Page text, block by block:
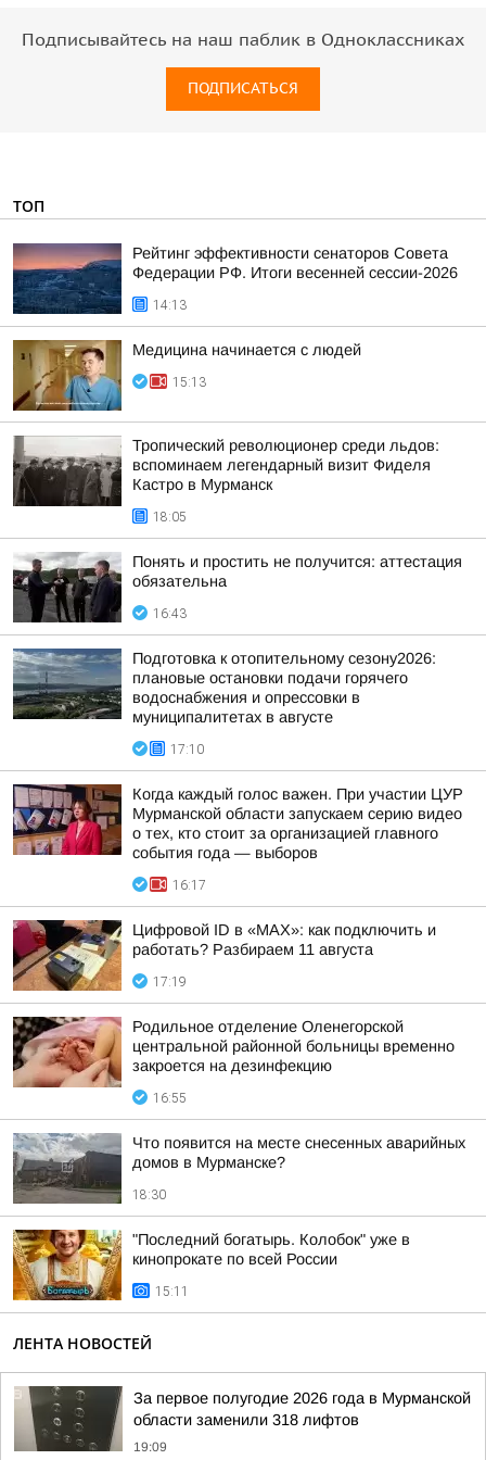
Подписывайтесь на наш паблик в Одноклассниках
ПОДПИСАТЬСЯ
ТОП
Рейтинг эффективности сенаторов Совета
Федерации РФ. Итоги весенней сессии-2026
14:13
Медицина начинается с людей
15:13
Тропический революционер среди льдов:
вспоминаем легендарный визит Фиделя
Кастро в Мурманск
18:05
Понять и простить не получится: аттестация
обязательна
16:43
Подготовка к отопительному сезону2026:
плановые остановки подачи горячего
водоснабжения и опрессовки в
муниципалитетах в августе
17:10
Когда каждый голос важен. При участии ЦУР
Мурманской области запускаем серию видео
о тех, кто стоит за организацией главного
события года — выборов
16:17
Цифровой ID в «MAX»: как подключить и
работать? Разбираем 11 августа
17:19
Родильное отделение Оленегорской
центральной районной больницы временно
закроется на дезинфекцию
16:55
Что появится на месте снесенных аварийных
домов в Мурманске?
18:30
"Последний богатырь. Колобок" уже в
кинопрокате по всей России
15:11
ЛЕНТА НОВОСТЕЙ
За первое полугодие 2026 года в Мурманской
области заменили 318 лифтов
19:09